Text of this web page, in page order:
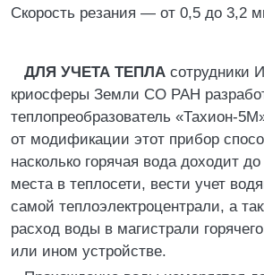
Скорость резания — от 0,5 до 3,2
ДЛЯ УЧЕТА ТЕПЛА сотрудники
криосферы Земли СО РАН
теплопреобразователь «Тахион-
от модификации этот прибор
насколько горячая вода доходит
места в теплосети, вести учет
самой теплоэлектроцентрали, а
расход воды в магистрали
или ином устройстве.